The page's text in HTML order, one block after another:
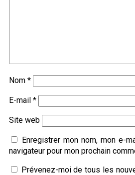
Nom *
E-mail *
Site web
Enregistrer mon nom, mon e-
navigateur pour mon prochain
Prévenez-moi de tous les